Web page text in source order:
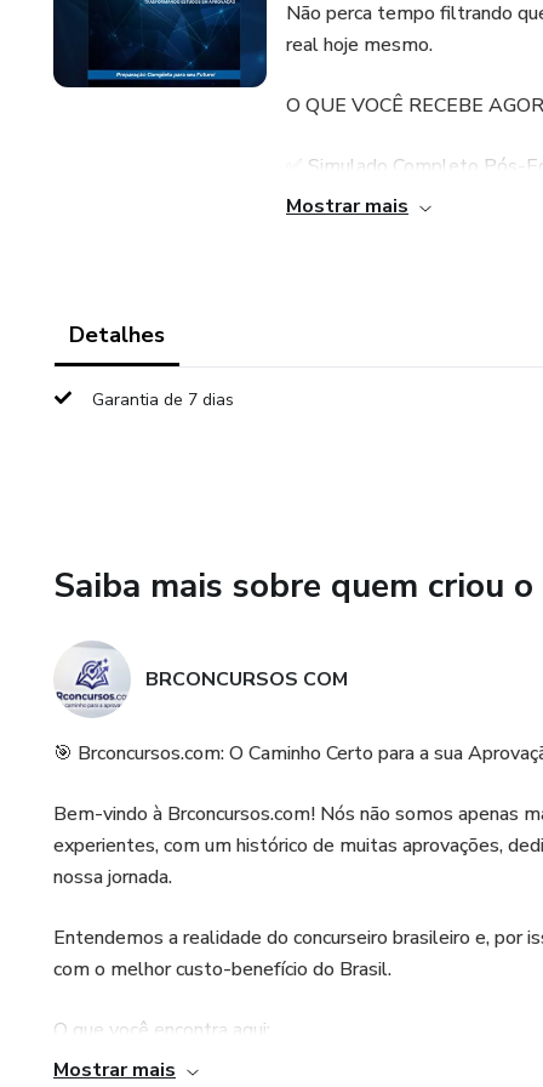
Não perca tempo filtrando
real hoje mesmo.
O QUE VOCÊ RECEBE
✅ Simulado Completo
prova (Língua Portuguesa,
Mostrar mais
Detalhes
Garantia de 7 dias
Saiba mais sobre quem criou
BRCONCURSOS COM
🎯 Brconcursos.com: O Caminho Certo para a sua
Bem-vindo à Brconcursos.com! Nós não somos apenas
experientes, com um histórico de muitas aprovações,
nossa jornada.
Entendemos a realidade do concurseiro brasileiro e,
com o melhor custo-benefício do Brasil.
O que você encontra aqui:
Mostrar mais